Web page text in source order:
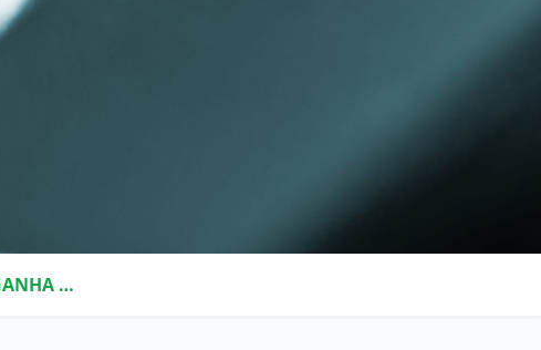
PORTAL DE COMPRAS – O QUE A SUA EMPRESA GANHA COM ESSA FERRAMENTA?